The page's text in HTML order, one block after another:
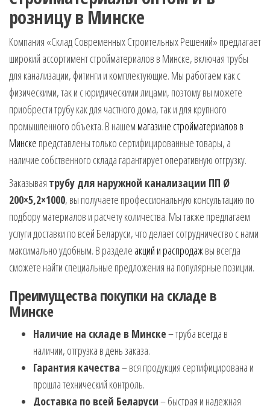
розницу в Минске
Компания «Склад Современных Строительных Решений» предлагает
широкий ассортимент стройматериалов в Минске, включая трубы
для канализации, фитинги и комплектующие. Мы работаем как с
физическими, так и с юридическими лицами, поэтому вы можете
приобрести трубу как для частного дома, так и для крупного
промышленного объекта. В нашем магазине стройматериалов в
Минске представлены только сертифицированные товары, а
наличие собственного склада гарантирует оперативную отгрузку.
Заказывая трубу для наружной канализации ПП Ø
200×5,2×1000, вы получаете профессиональную консультацию по
подбору материалов и расчету количества. Мы также предлагаем
услуги доставки по всей Беларуси, что делает сотрудничество с нами
максимально удобным. В разделе акций и распродажвы всегда
сможете найти специальные предложения на популярные позиции.
Преимущества покупки на складе в
Минске
Наличие на складе в Минске– труба всегда в
наличии, отгрузка в день заказа.
Гарантия качества– вся продукция сертифицирована и
прошла технический контроль.
Доставка по всей Беларуси– быстрая и надежная